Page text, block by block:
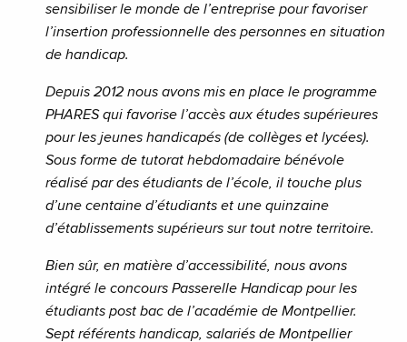
sensibiliser le monde de l’entreprise pour favoriser
l’insertion professionnelle des personnes en situation
de handicap.
Depuis 2012 nous avons mis en place le programme
PHARES qui favorise l’accès aux études supérieures
pour les jeunes handicapés (de collèges et lycées).
Sous forme de tutorat hebdomadaire bénévole
réalisé par des étudiants de l’école, il touche plus
d’une centaine d’étudiants et une quinzaine
d’établissements supérieurs sur tout notre territoire.
Bien sûr, en matière d’accessibilité, nous avons
intégré le concours Passerelle Handicap pour les
étudiants post bac de l’académie de Montpellier.
Sept référents handicap, salariés de Montpellier